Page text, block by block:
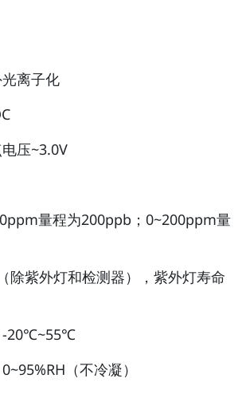
离子化
压~3.0V
量程为200ppb；0~200ppm量
除紫外灯和检测器），紫外灯寿命
-20℃~55℃
（不冷凝）